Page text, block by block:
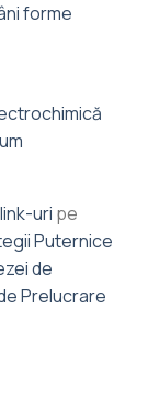
forme
uri pe
Puternice
de
Prelucrare